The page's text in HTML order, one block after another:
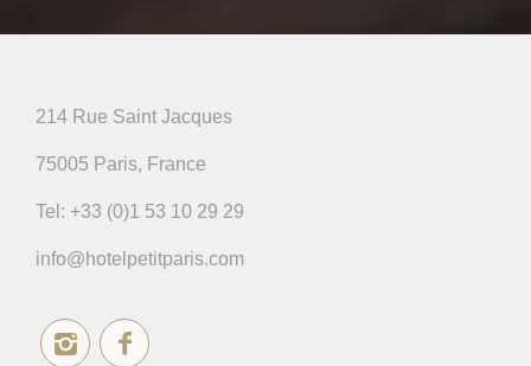
214 Rue Saint Jacques
75005 Paris, France
Tel: +33 (0)1 53 10 29 29
info@hotelpetitparis.com